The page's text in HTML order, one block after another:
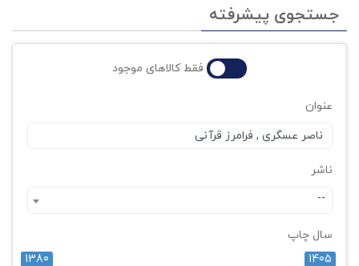
جستجوی پیشرفته
فقط کالاهای موجود
عنوان
ناشر
--
سال چاپ
1380
1405